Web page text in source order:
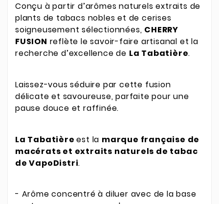
Conçu à partir d’arômes naturels extraits de
plants de tabacs nobles et de cerises
soigneusement sélectionnées, CHERRY
FUSION reflète le savoir-faire artisanal et la
recherche d’excellence de La Tabatière.
Laissez-vous séduire par cette fusion
délicate et savoureuse, parfaite pour une
pause douce et raffinée.
La Tabatièreest la marque française de
macérats et extraits naturels de tabac
de VapoDistri.
- Arôme concentré à diluer avec de la base